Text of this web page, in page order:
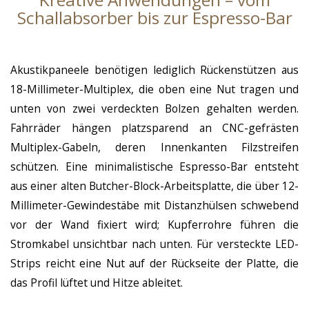
Schallabsorber bis zur Espresso-Bar
Akustikpaneele benötigen lediglich Rückenstützen aus
18-Millimeter-Multiplex, die oben eine Nut tragen und
unten von zwei verdeckten Bolzen gehalten werden.
Fahrräder hängen platzsparend an CNC-gefrästen
Multiplex-Gabeln, deren Innenkanten Filzstreifen
schützen. Eine minimalistische Espresso-Bar entsteht
aus einer alten Butcher-Block-Arbeitsplatte, die über 12-
Millimeter-Gewindestäbe mit Distanzhülsen schwebend
vor der Wand fixiert wird; Kupferrohre führen die
Stromkabel unsichtbar nach unten. Für versteckte LED-
Strips reicht eine Nut auf der Rückseite der Platte, die
das Profil lüftet und Hitze ableitet.